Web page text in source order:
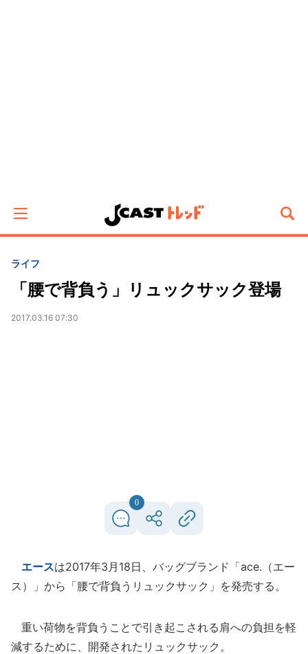
ライフ
「腰で背負う」リュックサック登場
2017.03.16 07:30
0
エースは2017年3月18日、バッグブランド「ace.（エー
ス）」から「腰で背負うリュックサック」を発売する。
重い荷物を背負うことで引き起こされる肩への負担を軽
減するために、開発されたリュックサック。